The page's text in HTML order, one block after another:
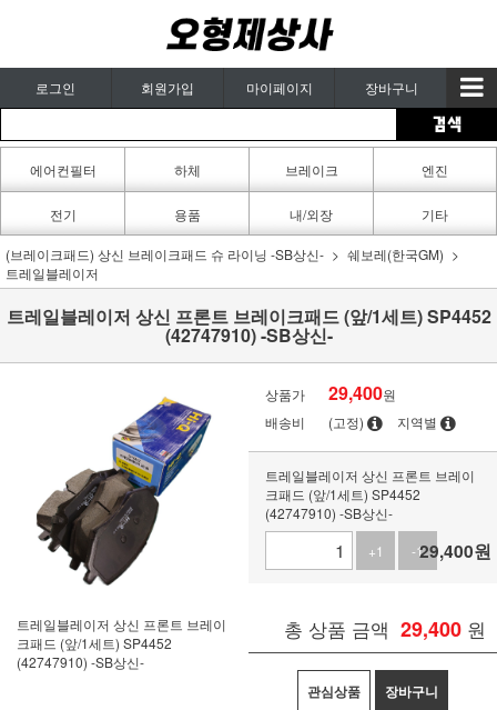
로그인 회원가입 마이페이지 장바구니
에어컨필터
카페인트
하체 브레이크 엔진
전기 용품 내/외장 기타
(브레이크패드) 상신 브레이크패드 슈 라이닝 -SB상신-
쉐보레(한국GM)
트레일블레이저
트레일블레이저 상신 프론트 브레이크패드 (앞/1세트) SP4452
(42747910) -SB상신-
트레일블레이저 상신 프론트 브레이
크패드 (앞/1세트) SP4452
(42747910) -SB상신-
상품가 29,400원
배송비
(고정) 지역별
트레일블레이저 상신 프론트 브레이
크패드 (앞/1세트) SP4452
(42747910) -SB상신-
+1
-129,400원
총 상품 금액 29,400 원
관심상품 장바구니